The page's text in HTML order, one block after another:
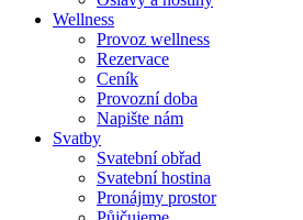
Wellness
Provoz wellness
Rezervace
Ceník
Provozní doba
Napište nám
Svatby
Svatební obřad
Svatební hostina
Pronájmy prostor